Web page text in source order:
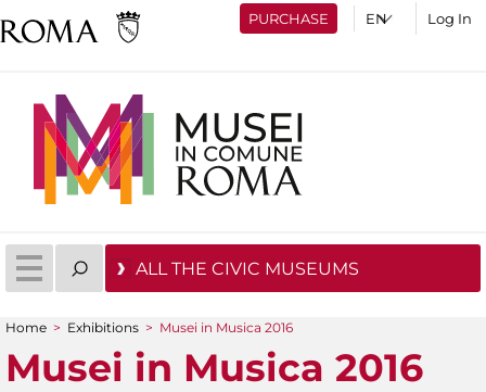
PURCHASE Log In
ALL THE CIVIC MUSEUMS
You are here
Home > Exhibitions > Musei in Musica 2016
Musei in Musica 2016